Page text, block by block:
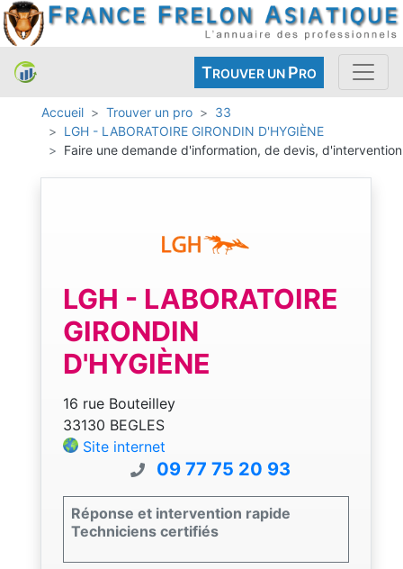
TROUVER UN PRO
Accueil Trouver un pro
33
LGH - LABORATOIRE GIRONDIN D'HYGIÈNE
Faire une demande d'information, de devis, d'intervention
LGH - LABORATOIRE
GIRONDIN
D'HYGIÈNE
16 rue Bouteilley
33130 BEGLES
Site internet
09 77 75 20 93
Réponse et intervention rapide
Techniciens certifiés